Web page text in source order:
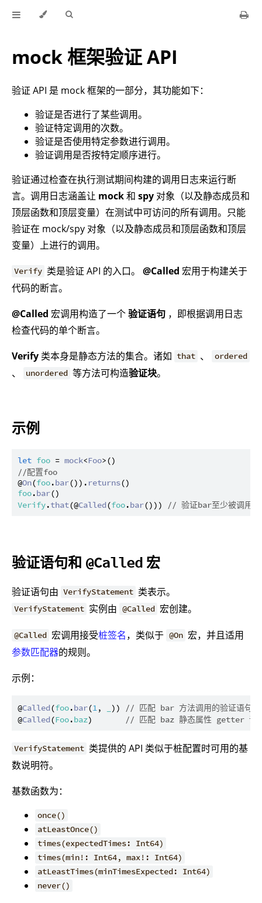
mock 框架验证 API
验证 API 是 mock 框架的一部分，其功能如下：
验证是否进行了某些调用。
验证特定调用的次数。
验证是否使用特定参数进行调用。
验证调用是否按特定顺序进行。
验证通过检查在执行测试期间构建的调用日志来运行断
言。调用日志涵盖让 mock和 spy 对象（以及静态成员和
顶层函数和顶层变量）在测试中可访问的所有调用。只能
验证在 mock/spy 对象（以及静态成员和顶层函数和顶层
变量）上进行的调用。
Verify 类是验证 API 的入口。@Called 宏用于构建关于
代码的断言。
@Called 宏调用构造了一个验证语句 ，即根据调用日志
检查代码的单个断言。
Verify 类本身是静态方法的集合。诸如 that 、 ordered
、 unordered 等方法可构造验证块。
示例
let foo = mock<Foo
//配置foo
@On(foo.bar()). returns
foo.bar
Verify.that(@Called(foo.bar())) // 验证bar至少被调用一
验证语句和 @Called宏
验证语句由 VerifyStatement 类表示。
VerifyStatement 实例由 @Called 宏创建。
@Called 宏调用接受桩签名，类似于 @On 宏，并且适用
参数匹配器的规则。
示例：
@Called(foo.bar(1, ))
// 匹配 bar 方法调用的验证语句
@Called(Foo.baz) // 匹配 baz 静态属性 getter 调
VerifyStatement 类提供的 API 类似于桩配置时可用的基
数说明符。
基数函数为：
once()
atLeastOnce()
times(expectedTimes: Int64)
times(min!: Int64, max!: Int64)
atLeastTimes(minTimesExpected: Int64)
never()